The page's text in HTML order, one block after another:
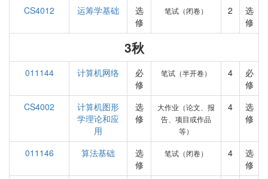
CS4012
运筹学基础
选
修
笔试（闭卷） 2
选
修
3秋
011144 计算机网络
必
修
笔试（半开卷） 4
必
修
CS4002
计算机图形
学理论和应
用
选
修
大作业（论文、报
告、项目或作品
等）
4
选
修
011146 算法基础
选
修
笔试（闭卷） 4
选
修